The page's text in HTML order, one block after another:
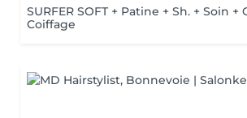
SURFER SOFT + Patine + Sh. + Soin +
Coiffage